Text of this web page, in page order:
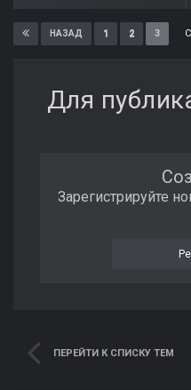
НАЗАД 1 2 3
Для
Зарегистрируйте
ПЕРЕЙТИ К СПИСКУ ТЕМ